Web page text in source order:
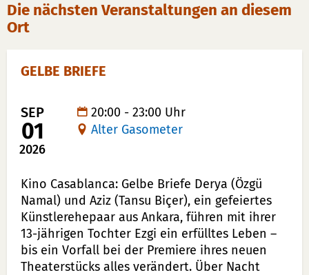
Die nächsten Veranstaltungen an diesem
Ort
GELBE BRIEFE
SEP
01
2026
20:00 - 23:00 Uhr
Alter Gasometer
BESCHREIBUNG
Kino Casablanca: Gelbe Briefe Derya (Özgü
Namal) und Aziz (Tansu Biçer), ein gefeiertes
Künstlerehepaar aus Ankara, führen mit ihrer
13-jährigen Tochter Ezgi ein erfülltes Leben –
bis ein Vorfall bei der Premiere ihres neuen
Theaterstücks alles verändert. Über Nacht